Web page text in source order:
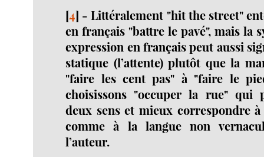
[4] -Littéralement "hit the street"
en français "battre le pavé", mais la
expression en français peut aussi
statique (l’attente) plutôt que la
"faire les cent pas" à "faire le
choisissons "occuper la rue" qui
deux sens et mieux correspondre
comme à la langue non
l’auteur.